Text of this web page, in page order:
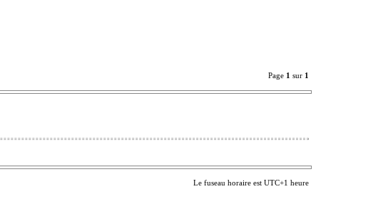
Page 1 sur 1
Le fuseau horaire est UTC+1 heure